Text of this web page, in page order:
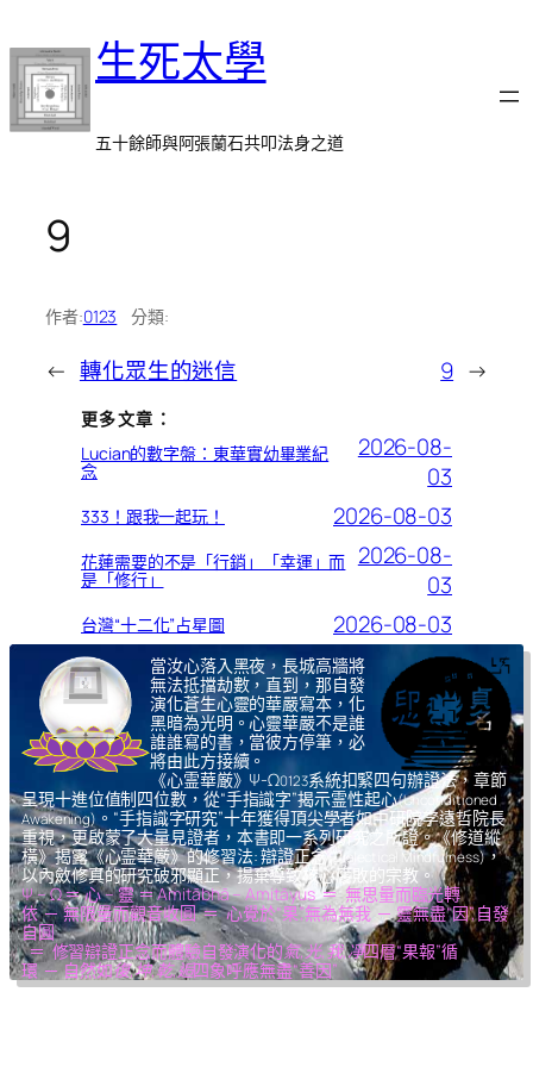
至
主
要
內
生死太學
五十餘師與阿張蘭石共叩法身之道
9
作者:0123 分類:
← 轉化眾生的迷信 9 →
更多文章：
Lucian的數字盤：東華實幼畢業紀
念
2026-08-
03
333！跟我一起玩！ 2026-08-03
花蓮需要的不是「行銷」「幸運」而
是「修行」
2026-08-
03
台灣“十二化”占星圖 2026-08-03
當汝心落入黑夜，長城高牆將
無法抵擋劫數，直到，那自發
演化蒼生心靈的華嚴寫本，化
黑暗為光明。心靈華嚴不是誰
誰誰寫的書，當彼方停筆，必
將由此方接續。
《心霊華厳》Ψ-Ω0123系統扣緊四句辦證法，章節
呈現十進位值制四位數，從“手指識字”揭示霊性起心(Unconditioned
Awakening) 。“手指識字研究”十年獲得頂尖學者如中研院李遠哲院長
重視，更啟蒙了大量見證者，本書即一系列研究之所證。《修道縱
橫》揭露《心霊華厳》的修習法: 辯證正念(Dialectical Mindfulness)，
以內斂修真的研究破邪顯正，揚棄導致核心腐敗的宗教。
Ψ – Ω ＝ 心 – 靈 ＝ Amitābhā – Amitāyus ＝ 無思量而臨光轉
依 ─ 無限量而觀音收圓 ＝ 心覺於“果”,無為無我 ─ 靈無盡“因”,自發
自圓
＝ 修習辯證正念而體驗自發演化的氣,光,我,凈四層“果報”循
環 ─ 自然如復,坤,乾,逅四象呼應無盡“善因”